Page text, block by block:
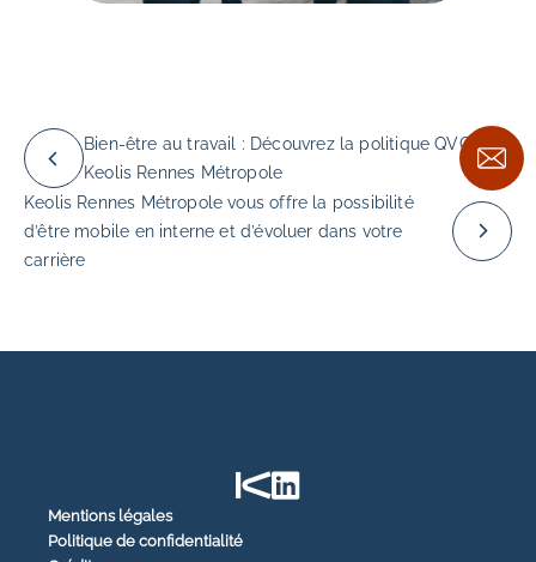
Bien-être au travail : Découvrez la politique QVCT de
Keolis Rennes Métropole
Keolis Rennes Métropole vous offre la possibilité
d’être mobile en interne et d’évoluer dans votre
carrière
Mentions légales
Politique de confidentialité